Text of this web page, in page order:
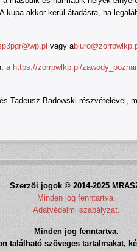
akkor kerül átadásra, ha
vagy a
a https://zorrpwlkp.pl/
Tadeusz Badowski részvételével,
Szerzői jogok © 2014-2025
Minden jog fenntartva.
Adatvédelmi szabályzat.
Minden jog fenntartva.
található szöveges tartalmakat,